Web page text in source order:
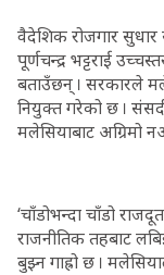
वैदेशिक रोजगार
पूर्णचन्द्र भट्टराई
बताउँछन् । सरकारले
नियुक्त गरेको छ ।
मलेसियाबाट अग्रिमो
‘चाँडोभन्दा चाँडो
राजनीतिक तहबाट
बुझ्न गाह्रो छ ।